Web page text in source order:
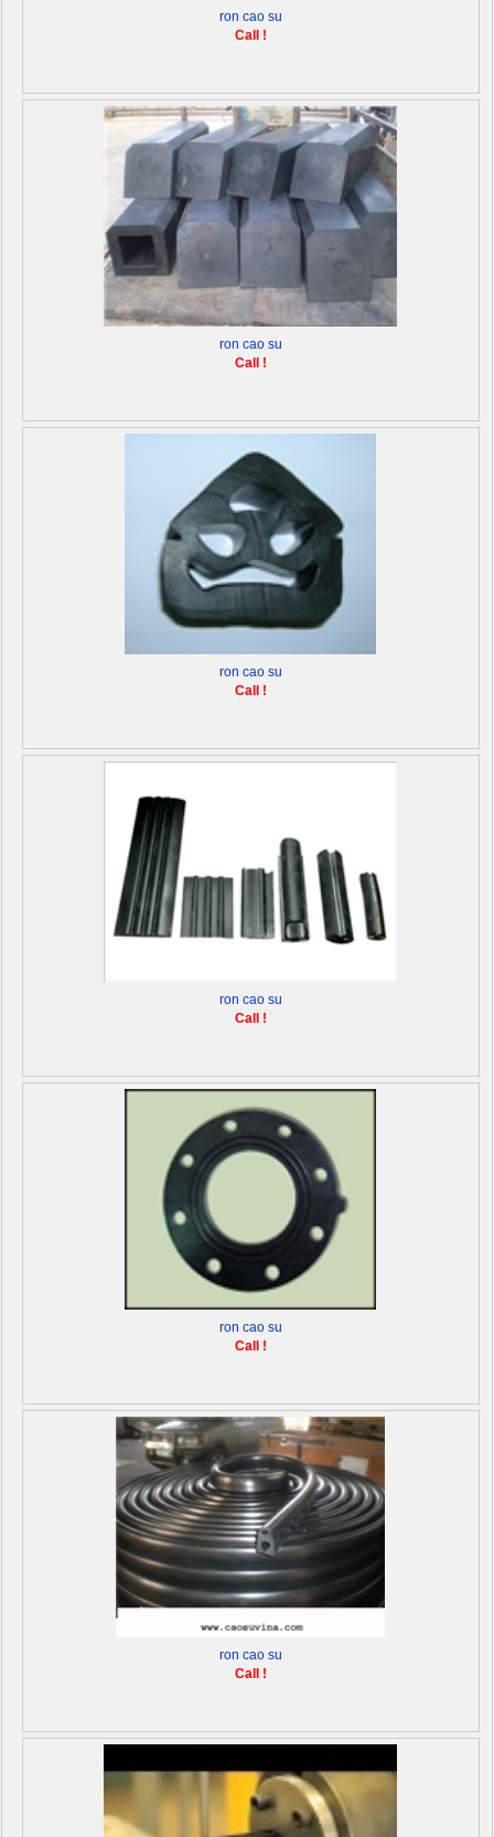
ron cao su
Call !
ron cao su
Call !
ron cao su
Call !
ron cao su
Call !
ron cao su
Call !
ron cao su
Call !